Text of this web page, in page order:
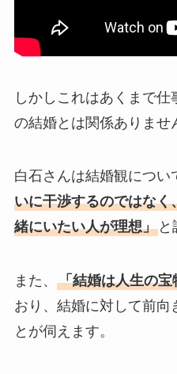
しかしこれはあくまで
の結婚とは関係ありませ
白石さんは結婚観につい
いに干渉するのではなく
緒にいたい人が理想」と
また、 「結婚は人生の宝
おり、結婚に対して前向
とが伺えます。